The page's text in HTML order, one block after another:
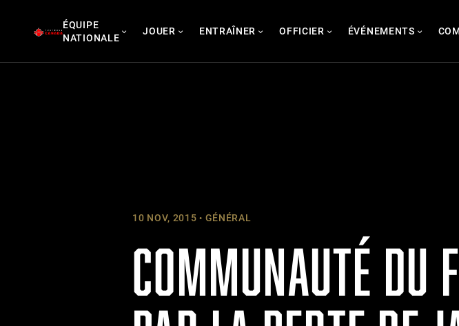
ÉQUIPE
NATIONALE
JOUER ENTRAÎNER OFFICIER ÉVÉNEMENTS
10 NOV, 2015 GÉNÉRAL
COMMUNAUTÉ DU